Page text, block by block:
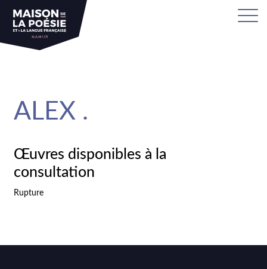
ALEX .
Œuvres disponibles à la
consultation
Rupture